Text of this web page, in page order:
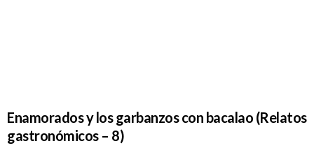
Enamorados y los garbanzos con bacalao (Relatos
gastronómicos – 8)